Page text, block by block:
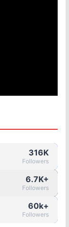
316K
Followers
6.7K+
Followers
60k+
Followers